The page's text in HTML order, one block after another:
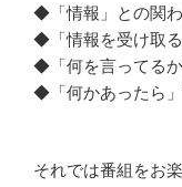
◆「情報」との関
◆「情報を受け取
◆「何を言ってるか
◆「何かあったら」
それでは番組をお